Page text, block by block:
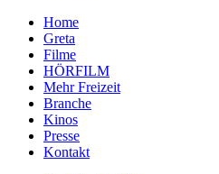
Home
Greta
Filme
HÖRFILM
Mehr Freizeit
Branche
Kinos
Presse
Kontakt